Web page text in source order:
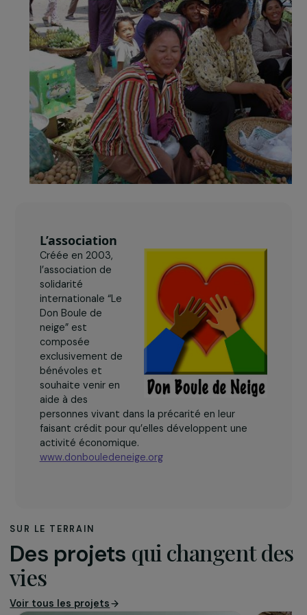
l’émancipation économique d’un maximum de
femmes.
L’association
Créée en 2003,
l’association de
solidarité
internationale “Le
Don Boule de
neige” est
souhaite venir en
aide à des
personnes vivant dans la précarité en leur
faisant crédit pour qu’elles développent une
www.donbouledeneige.org